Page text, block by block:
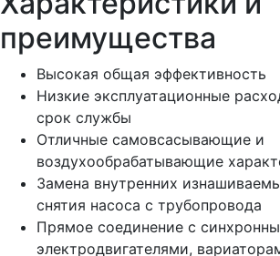
преимущества
Высокая общая эффективность
Низкие эксплуатационные
срок службы
Отличные самовсасывающие и
воздухообрабатывающие
Замена внутренних
снятия насоса с трубопровода
Прямое соединение с
электродвигателями,